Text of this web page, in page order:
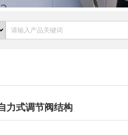
力式调节阀结构